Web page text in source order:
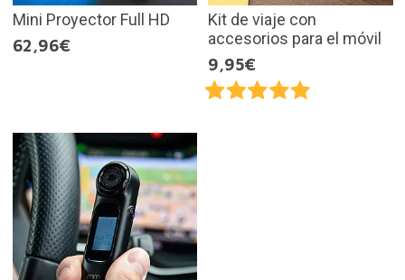
Mini Proyector Full HD
62,96€
Kit de viaje con
accesorios para el móvil
9,95€